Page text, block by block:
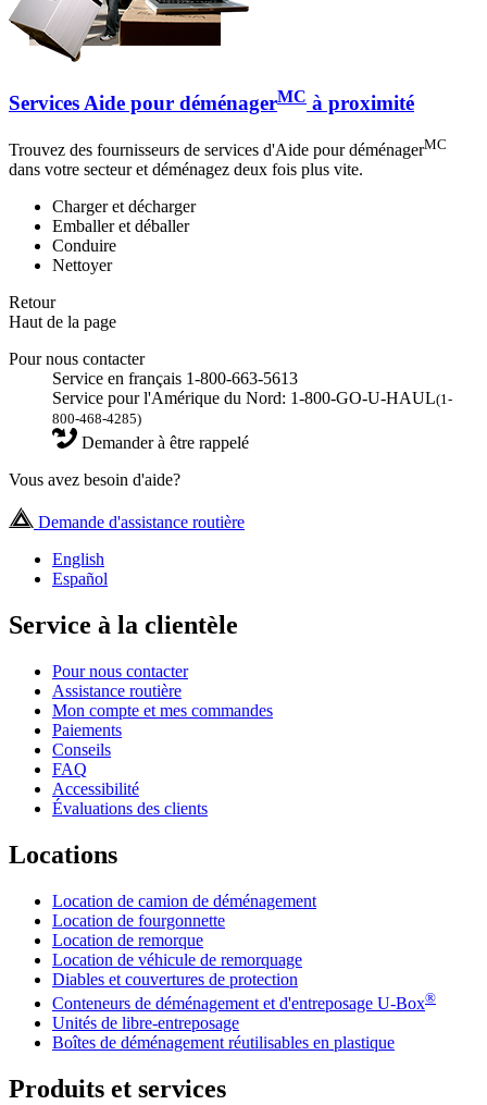
Services Aide pour déménagerMC à proximité
Trouvez des fournisseurs de services d'Aide pour déménagerMC
dans votre secteur et déménagez deux fois plus vite.
Charger et décharger
Emballer et déballer
Conduire
Nettoyer
Retour
Haut de la page
Pour nous contacter
Service en français 1-800-663-5613
Service pour l'Amérique du Nord: 1-800-GO-U-HAUL(1-
800-468-4285)
Demander à être rappelé
Vous avez besoin d'aide?
Demande d'assistance routière
English
Español
Service à la clientèle
Pour nous contacter
Assistance routière
Mon compte et mes commandes
Paiements
Conseils
FAQ
Accessibilité
Évaluations des clients
Locations
Location de camion de déménagement
Location de fourgonnette
Location de remorque
Location de véhicule de remorquage
Diables et couvertures de protection
Conteneurs de déménagement et d'entreposage U-Box®
Unités de libre-entreposage
Boîtes de déménagement réutilisables en plastique
Produits et services